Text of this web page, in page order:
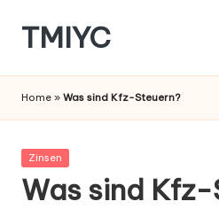
content
TMIYC
Home » Was sind Kfz-Steuern?
Posted
Zinsen
Was sind